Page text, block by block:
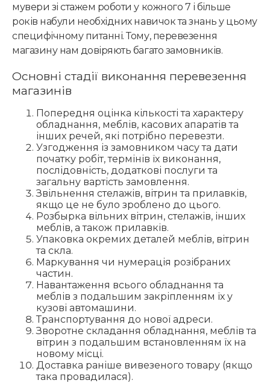
мувери зі стажем роботи у кожного 7 і більше
років набули необхідних навичок та знань у цьому
специфічному питанні. Тому, перевезення
магазину нам довіряють багато замовників.
Основні стадії виконання перевезення
магазинів
Попередня оцінка кількості та характеру
обладнання, меблів, касових апаратів та
інших речей, які потрібно перевезти.
Узгодження із замовником часу та дати
початку робіт, термінів їх виконання,
послідовність, додаткові послуги та
загальну вартість замовлення.
Звільнення стелажів, вітрин та прилавків,
якщо це не було зроблено до цього.
Розбырка вільних вітрин, стелажів, інших
меблів, а також прилавків.
Упаковка окремих деталей меблів, вітрин
та скла.
Маркування чи нумерація розібраних
частин.
Навантаження всього обладнання та
меблів з подальшим закріпленням їх у
кузові автомашини.
Транспортування до нової адреси.
Зворотне складання обладнання, меблів та
вітрин з подальшим встановленням їх на
новому місці.
Доставка раніше вивезеного товару (якщо
така провадилася).